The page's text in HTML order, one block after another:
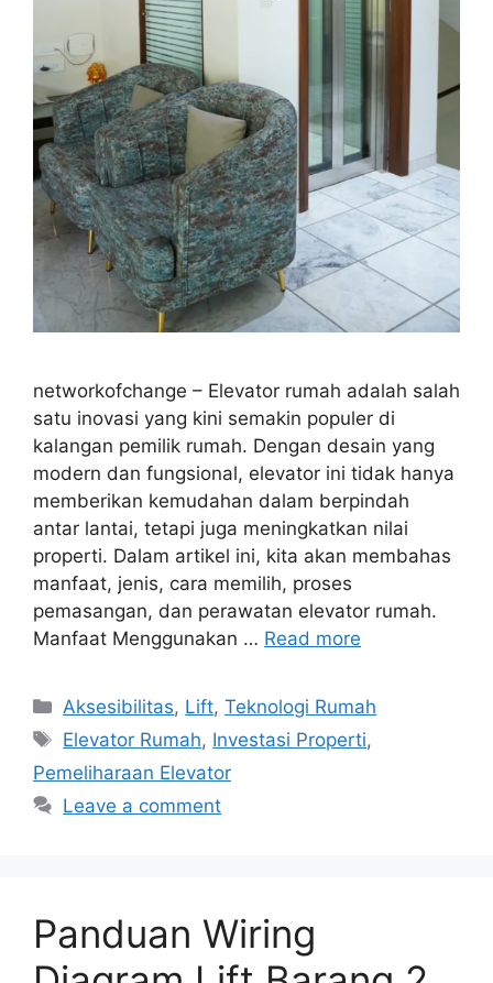
networkofchange – Elevator rumah adalah salah
satu inovasi yang kini semakin populer di
kalangan pemilik rumah. Dengan desain yang
modern dan fungsional, elevator ini tidak hanya
memberikan kemudahan dalam berpindah
antar lantai, tetapi juga meningkatkan nilai
properti. Dalam artikel ini, kita akan membahas
manfaat, jenis, cara memilih, proses
pemasangan, dan perawatan elevator rumah.
Manfaat Menggunakan … Read more
Categories
Aksesibilitas, Lift,Teknologi Rumah
Tags
Elevator Rumah, Investasi Properti,
Pemeliharaan Elevator
Leave a comment
Panduan Wiring